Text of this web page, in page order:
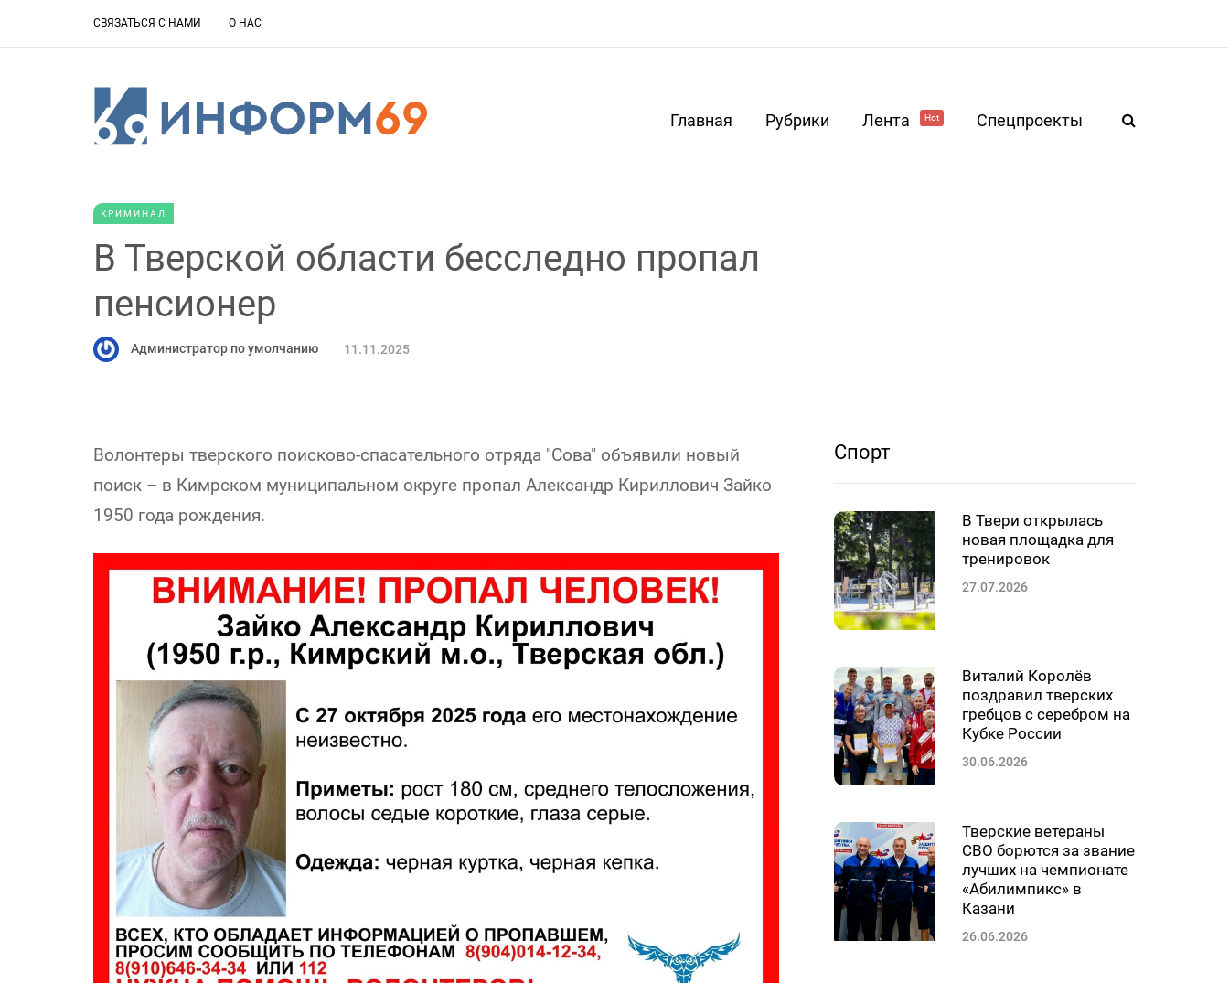
СВЯЗАТЬСЯ С НАМИ О НАС
Главная Рубрики Лента Hot Спецпроекты
КРИМИНАЛ
В Тверской области бесследно пропал
пенсионер
Администратор по умолчанию 11.11.2025
Волонтеры тверского поисково-спасательного отряда "Сова" объявили новый
поиск – в Кимрском муниципальном округе пропал Александр Кириллович Зайко
1950 года рождения.
Спорт
В Твери открылась
новая площадка для
тренировок
27.07.2026
Виталий Королёв
поздравил тверских
гребцов с серебром на
Кубке России
30.06.2026
Тверские ветераны
СВО борются за звание
лучших на чемпионате
«Абилимпикс» в
Казани
26.06.2026